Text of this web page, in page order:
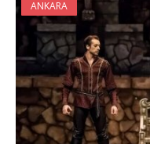
ANKARA